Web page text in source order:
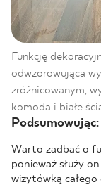
Funkcję
odwzorowująca
zróżnicowanym,
komoda i białe
Podsumowując:
Warto zadbać o
ponieważ służy
wizytówką całego